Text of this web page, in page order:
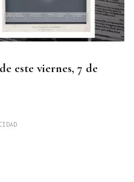
este viernes, 7 de